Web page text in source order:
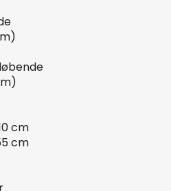
cm
cm